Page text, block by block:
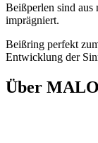
Beißperlen sind
imprägniert.
Beißring perfekt
Entwicklung der
Über